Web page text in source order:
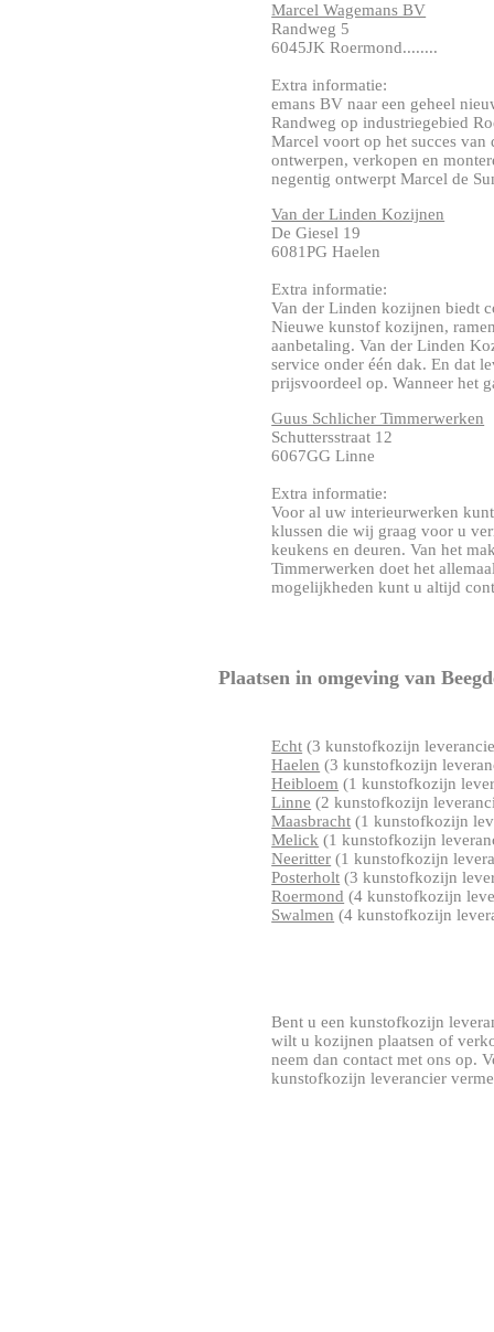
Marcel Wagemans BV
Randweg 5
6045JK Roermond........
Extra informatie:
emans BV naar een geheel
Randweg op industriegebied
Marcel voort op het succes
ontwerpen, verkopen en
negentig ontwerpt Marcel de
Van der Linden Kozijnen
De Giesel 19
6081PG Haelen
Extra informatie:
Van der Linden kozijnen biedt
Nieuwe kunstof kozijnen,
aanbetaling. Van der Linden
service onder één dak. En dat
prijsvoordeel op. Wanneer het
Guus Schlicher Timmerwerken
Schuttersstraat 12
6067GG Linne
Extra informatie:
Voor al uw interieurwerken
klussen die wij graag voor u
keukens en deuren. Van het
Timmerwerken doet het
mogelijkheden kunt u altijd
Plaatsen in omgeving van
Echt (3 kunstofkozijn
Haelen (3 kunstofkozijn
Heibloem (1 kunstofkozijn
Linne (2 kunstofkozijn
Maasbracht (1 kunstofkozijn
Melick (1 kunstofkozijn
Neeritter (1 kunstofkozijn
Posterholt (3 kunstofkozijn
Roermond (4 kunstofkozijn
Swalmen (4 kunstofkozijn
Bent u een kunstofkozijn
wilt u kozijnen plaatsen of
neem dan contact met ons op.
kunstofkozijn leverancier